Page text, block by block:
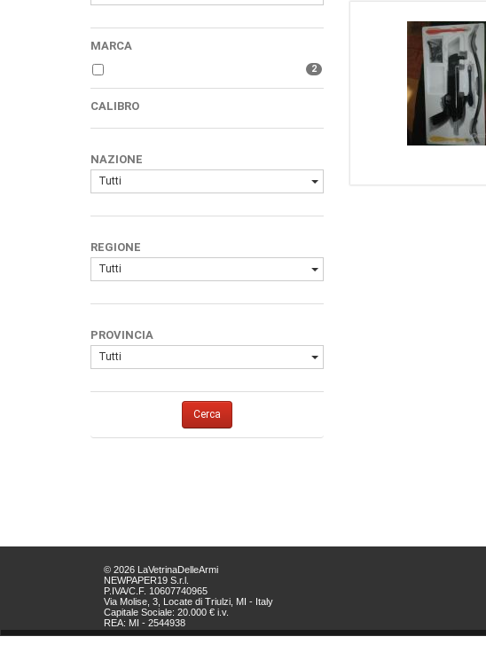
MARCA
2
CALIBRO
NAZIONE
Tutti
REGIONE
Tutti
PROVINCIA
Tutti
Cerca
© 2026 LaVetrinaDelleArmi
NEWPAPER19 S.r.l.
P.IVA/C.F. 10607740965
Via Molise, 3, Locate di Triulzi, MI - Italy
Capitale Sociale: 20.000 € i.v.
REA: MI - 2544938